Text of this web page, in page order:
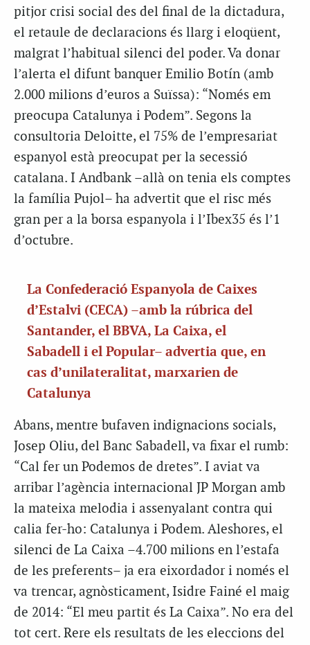
pitjor crisi social des del final de la dictadura,
el retaule de declaracions és llarg i eloqüent,
malgrat l’habitual silenci del poder. Va donar
l’alerta el difunt banquer Emilio Botín (amb
2.000 milions d’euros a Suïssa): “Només em
preocupa Catalunya i Podem”. Segons la
consultoria Deloitte, el 75% de l’empresariat
espanyol està preocupat per la secessió
catalana. I Andbank –allà on tenia els comptes
la família Pujol– ha advertit que el risc més
gran per a la borsa espanyola i l’Ibex35 és l’1
d’octubre.
La Confederació Espanyola de Caixes
d’Estalvi (CECA) –amb la rúbrica del
Santander, el BBVA, La Caixa, el
Sabadell i el Popular– advertia que, en
cas d’unilateralitat, marxarien de
Catalunya
Abans, mentre bufaven indignacions socials,
Josep Oliu, del Banc Sabadell, va fixar el rumb:
“Cal fer un Podemos de dretes”. I aviat va
arribar l’agència internacional JP Morgan amb
la mateixa melodia i assenyalant contra qui
calia fer-ho: Catalunya i Podem. Aleshores, el
silenci de La Caixa –4.700 milions en l’estafa
de les preferents– ja era eixordador i només el
va trencar, agnòsticament, Isidre Fainé el maig
de 2014: “El meu partit és La Caixa”. No era del
tot cert. Rere els resultats de les eleccions del